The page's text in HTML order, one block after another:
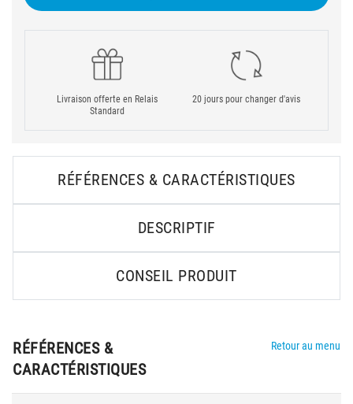
Livraison offerte en Relais
Standard
20 jours pour changer d'avis
RÉFÉRENCES & CARACTÉRISTIQUES
DESCRIPTIF
CONSEIL PRODUIT
RÉFÉRENCES &
CARACTÉRISTIQUES
Retour au menu